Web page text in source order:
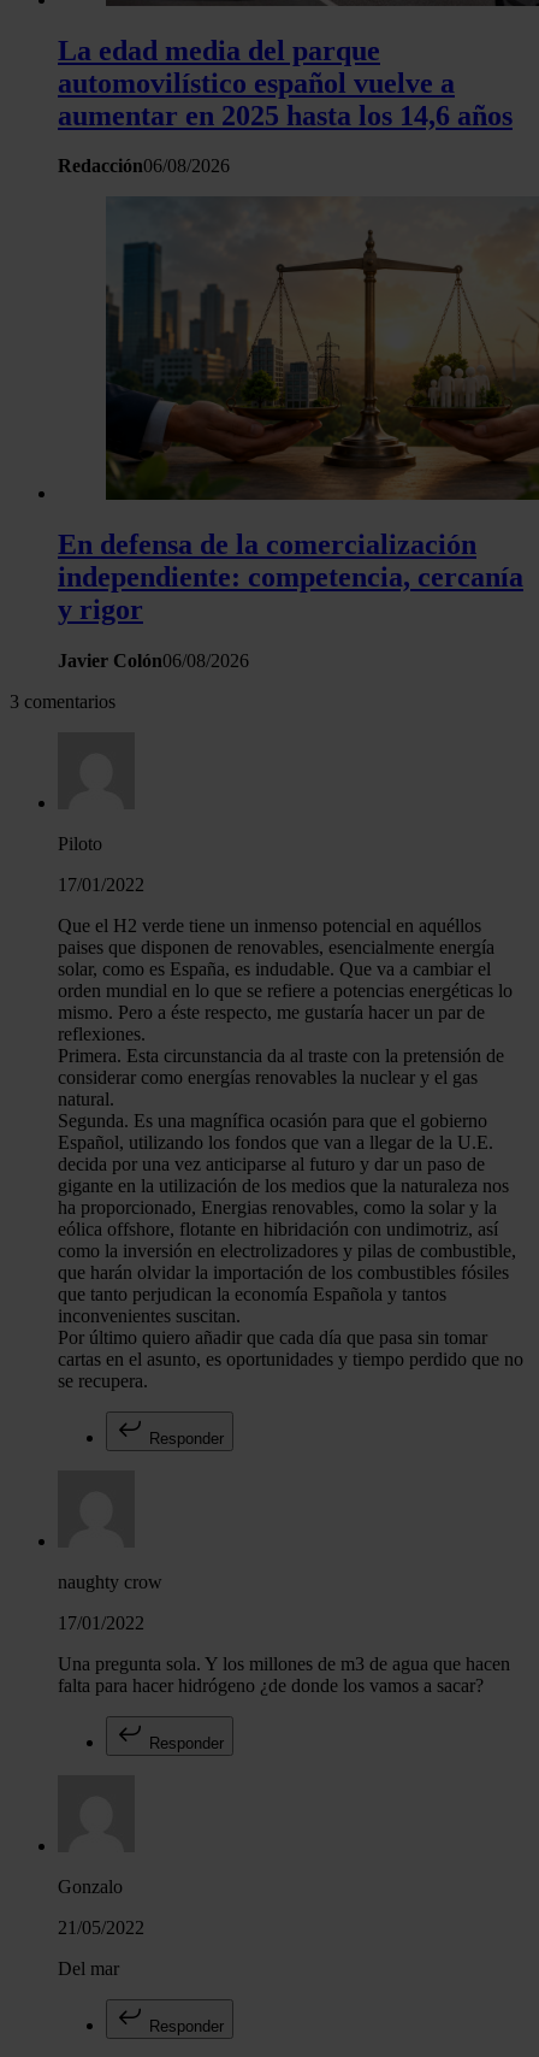
La edad media del parque
automovilístico español vuelve a
aumentar en 2025 hasta los 14,6 años
Redacción06/08/2026
En defensa de la comercialización
independiente: competencia, cercanía
y rigor
Javier Colón06/08/2026
3 comentarios
Piloto
17/01/2022
Que el H2 verde tiene un inmenso potencial en aquéllos
paises que disponen de renovables, esencialmente energía
solar, como es España, es indudable. Que va a cambiar el
orden mundial en lo que se refiere a potencias energéticas lo
mismo. Pero a éste respecto, me gustaría hacer un par de
reflexiones.
Primera. Esta circunstancia da al traste con la pretensión de
considerar como energías renovables la nuclear y el gas
natural.
Segunda. Es una magnífica ocasión para que el gobierno
Español, utilizando los fondos que van a llegar de la U.E.
decida por una vez anticiparse al futuro y dar un paso de
gigante en la utilización de los medios que la naturaleza nos
ha proporcionado, Energias renovables, como la solar y la
eólica offshore, flotante en hibridación con undimotriz, así
como la inversión en electrolizadores y pilas de combustible,
que harán olvidar la importación de los combustibles fósiles
que tanto perjudican la economía Española y tantos
inconvenientes suscitan.
Por último quiero añadir que cada día que pasa sin tomar
cartas en el asunto, es oportunidades y tiempo perdido que no
se recupera.
Responder
naughty crow
17/01/2022
Una pregunta sola. Y los millones de m3 de agua que hacen
falta para hacer hidrógeno ¿de donde los vamos a sacar?
Responder
Gonzalo
21/05/2022
Del mar
Responder